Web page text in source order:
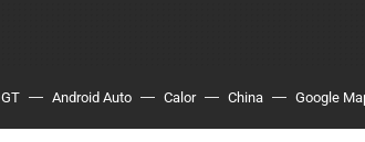
Android Auto Calor China Google